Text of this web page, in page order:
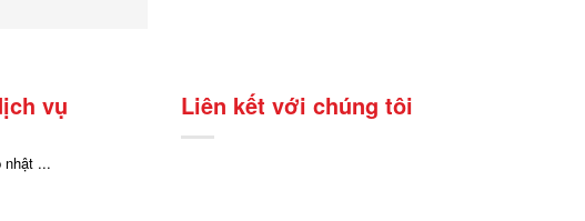
vụ
nhật ...
Liên kết với chúng tôi